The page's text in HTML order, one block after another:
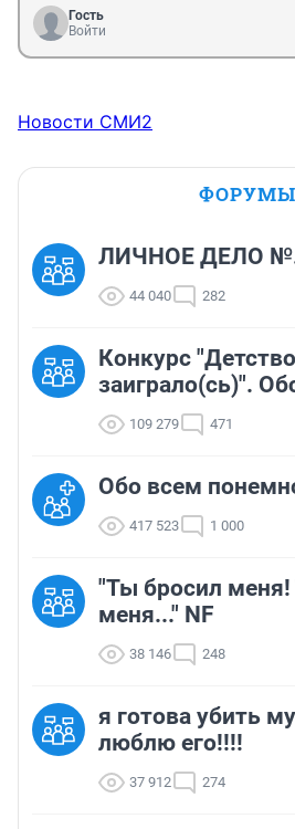
Гость
Войти
Новости СМИ2
ФОРУМЫ
ЛИЧНОЕ ДЕЛО
44 040 282
Конкурс
заиграло(сь)".
109 279 471
Обо всем
417 523 1 000
"Ты бросил
меня..." NF
38 146 248
я готова убить
люблю его!!!!
37 912 274